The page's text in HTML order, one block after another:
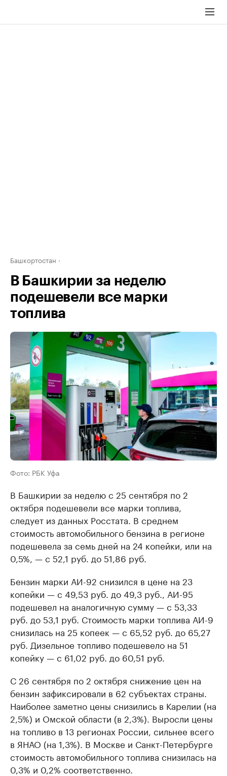
Башкортостан
В Башкирии за неделю
подешевели все марки
топлива
Фото: РБК Уфа
В Башкирии за неделю с 25 сентября по 2
октября подешевели все марки топлива,
следует из данных Росстата. В среднем
стоимость автомобильного бензина в регионе
подешевела за семь дней на 24 копейки, или на
0,5%, — с 52,1 руб. до 51,86 руб.
Бензин марки АИ-92 снизился в цене на 23
копейки — с 49,53 руб. до 49,3 руб., АИ-95
подешевел на аналогичную сумму — с 53,33
руб. до 53,1 руб. Стоимость марки топлива АИ-9
снизилась на 25 копеек — с 65,52 руб. до 65,27
руб. Дизельное топливо подешевело на 51
копейку — с 61,02 руб. до 60,51 руб.
С 26 сентября по 2 октября снижение цен на
бензин зафиксировали в 62 субъектах страны.
Наиболее заметно цены снизились в Карелии (на
2,5%) и Омской области (в 2,3%). Выросли цены
на топливо в 13 регионах России, сильнее всего
в ЯНАО (на 1,3%). В Москве и Санкт-Петербурге
стоимость автомобильного топлива снизилась на
0,3% и 0,2% соответственно.